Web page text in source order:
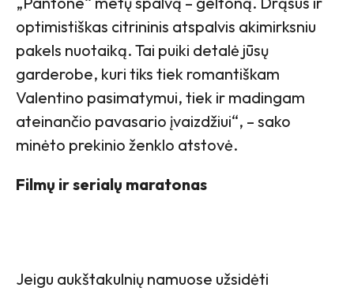
optimistiškas citrininis atspalvis akimirksniu
pakels nuotaiką. Tai puiki detalė jūsų
garderobe, kuri tiks tiek romantiškam
Valentino pasimatymui, tiek ir madingam
ateinančio pavasario įvaizdžiui“, – sako
minėto prekinio ženklo atstovė.
Filmų ir serialų maratonas
Jeigu aukštakulnių namuose užsidėti